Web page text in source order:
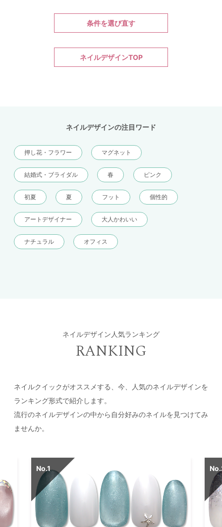
条件を選び直す
ネイルデザインTOP
ネイルデザインの注目ワード
押し花・フラワー マグネット
結婚式・ブライダル 春 ピンク
初夏 夏 フット 個性的
アートデザイナー 大人かわいい
ナチュラル オフィス
ネイルデザイン人気ランキング
RANKING
ネイルクイックがオススメする、今、人気のネイルデザインを
ランキング形式で紹介します。
流行のネイルデザインの中から自分好みのネイルを見つけてみ
ませんか。